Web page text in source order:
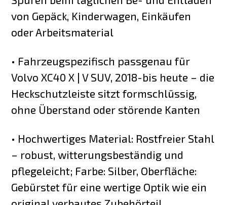
von Gepäck, Kinderwagen, Einkäufen
oder Arbeitsmaterial
• Fahrzeugspezifisch passgenau für
Volvo XC40 X | V SUV, 2018-bis heute – die
Heckschutzleiste sitzt formschlüssig,
ohne Überstand oder störende Kanten
• Hochwertiges Material: Rostfreier Stahl
– robust, witterungsbeständig und
pflegeleicht; Farbe: Silber, Oberfläche:
Gebürstet für eine wertige Optik wie ein